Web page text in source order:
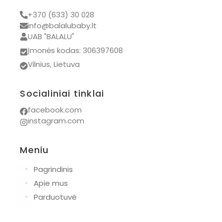
+370 (633) 30 028
info@balalubaby.lt
UAB "BALALU"
Įmonės kodas: 306397608
Vilnius, Lietuva
Socialiniai tinklai
facebook.com
instagram.com
Meniu
◦
Pagrindinis
◦ Apie mus
◦ Parduotuvė